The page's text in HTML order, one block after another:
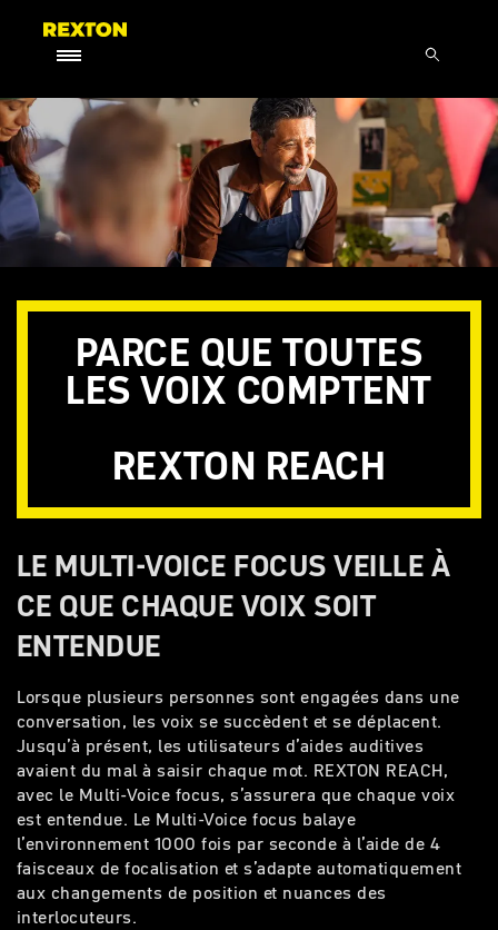
PARCE QUE TOUTES
LES VOIX COMPTENT
REXTON REACH
LE MULTI-VOICE FOCUS VEILLE À
CE QUE CHAQUE VOIX SOIT
ENTENDUE
Lorsque plusieurs personnes sont engagées dans une
conversation, les voix se succèdent et se déplacent.
Jusqu’à présent, les utilisateurs d’aides auditives
avaient du mal à saisir chaque mot. REXTON REACH,
avec le Multi-Voice focus, s’assurera que chaque voix
est entendue. Le Multi-Voice focus balaye
l’environnement 1000 fois par seconde à l’aide de 4
faisceaux de focalisation et s’adapte automatiquement
aux changements de position et nuances des
interlocuteurs.